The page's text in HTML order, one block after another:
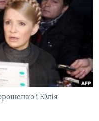
і Юлія